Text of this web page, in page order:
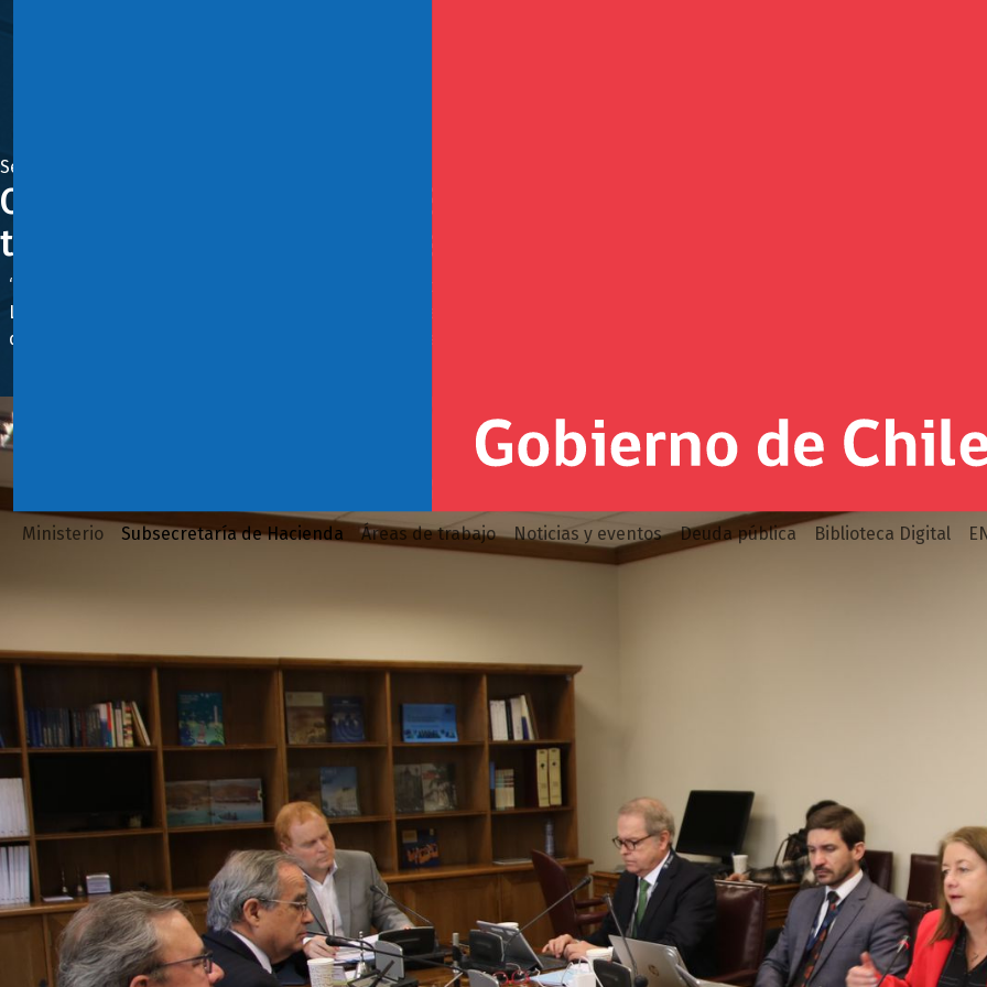
Ministerio Subsecretaría de Hacienda Áreas de trabajo Noticias y eventos Deuda pública Biblioteca Digital
Septiembre 3, 2024
Comisión de Economía del Senado inició tramitación del
turismo y fomentar la industria audiovisual
“Creemos que con la globalidad de las medidas contempladas en este proyecto podemos potenciar la llegada de más
La subsecretaria de Turismo , Verónica Pardo Lagos, detalló que “este proyecto es una medida concreta con la
que tiene relación directa con mayor promoción internacional para seguir posicionando Chile como destino”.